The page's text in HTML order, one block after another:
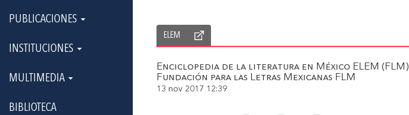
PUBLICACIONES
INSTITUCIONES
MULTIMEDIA
BIBLIOTECA
ELEM
Enciclopedia de la literatura en México ELEM (FLM)
Fundación para las Letras Mexicanas FLM
13 nov 2017 12:39